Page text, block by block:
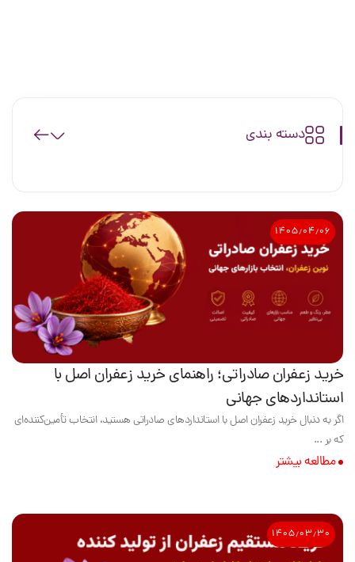
دسته بندی
۱۴۰۵٫۰۴٫۰۶
خرید زعفران صادراتی؛ راهنمای خرید زعفران اصل با
استانداردهای جهانی
اگر به دنبال خرید زعفران اصل با استانداردهای صادراتی هستید، انتخاب تأمین‌کننده‌ای
که بر ...
مطالعه بیشتر
۱۴۰۵٫۰۳٫۳۰